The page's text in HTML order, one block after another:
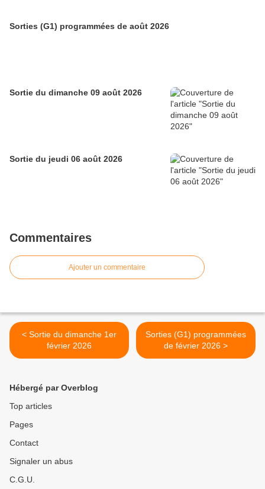
Sorties (G1) programmées de août 2026
Sortie du dimanche 09 août 2026
Sortie du jeudi 06 août 2026
Commentaires
Ajouter un commentaire
< Sortie du dimanche 1er
février 2026
Sorties (G1) programmées
de février 2026 >
Hébergé par Overblog
Top articles
Pages
Contact
Signaler un abus
C.G.U.